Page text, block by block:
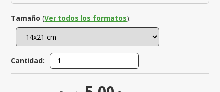
Tamaño (Ver todos los formatos):
Cantidad: